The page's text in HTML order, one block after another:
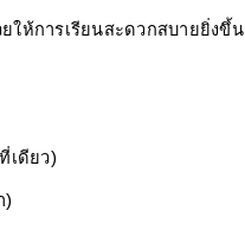
ให้การเรียนสะดวกสบายยิ่งขึ้น
เดียว)
)